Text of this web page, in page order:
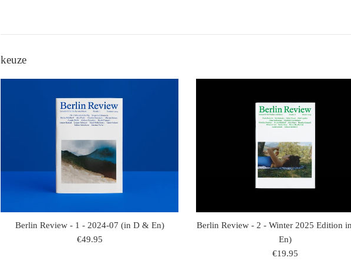
keuze
Berlin Review - 1 - 2024-07 (in D & En)
regulaire
€49.95
Berlin Review - 2 - Winter 2025 Edition
En)
regulaire
€19.95